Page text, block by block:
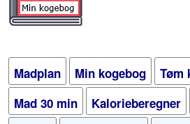
Madplan Min kogebog Tøm
Mad 30 min
Kalorieberegner